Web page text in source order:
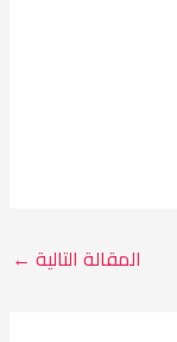
المقالة التالية ←